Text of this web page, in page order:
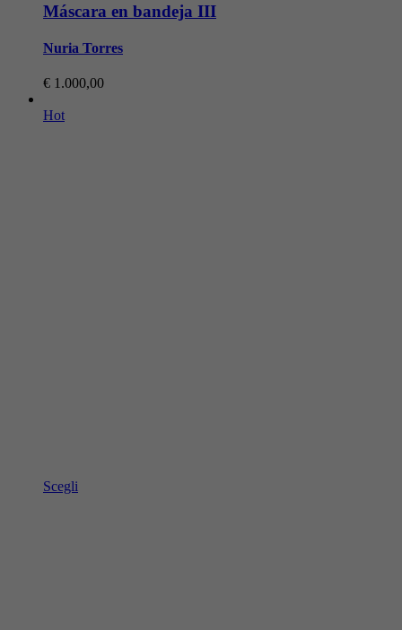
Máscara en bandeja III
Nuria Torres
€ 1.000,00
Hot
Scegli